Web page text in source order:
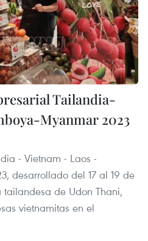
Tailandia-
Myanmar 2023
- Vietnam - Laos -
desarrollado del 17 al 19 de
de Udon Thani,
vietnamitas en el